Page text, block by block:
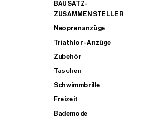
BAUSATZ-
ZUSAMMENSTELLER
Neoprenanzüge
Triathlon-Anzüge
Zubehör
Taschen
Schwimmbrille
Freizeit
Bademode